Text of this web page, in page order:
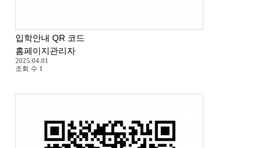
입학안내 QR 코드
홈페이지관리자
2025.04.01
조회 수 1